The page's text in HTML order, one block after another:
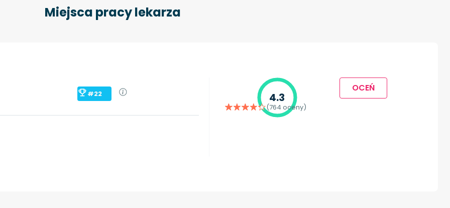
Miejsca pracy lekarza
#22
4.3
(764 oceny)
OCEŃ